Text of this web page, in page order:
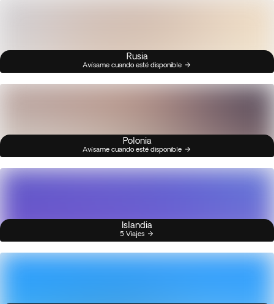
Rusia
Avísame cuando esté disponible
Polonia
Avísame cuando esté disponible
Islandia
5 Viajes